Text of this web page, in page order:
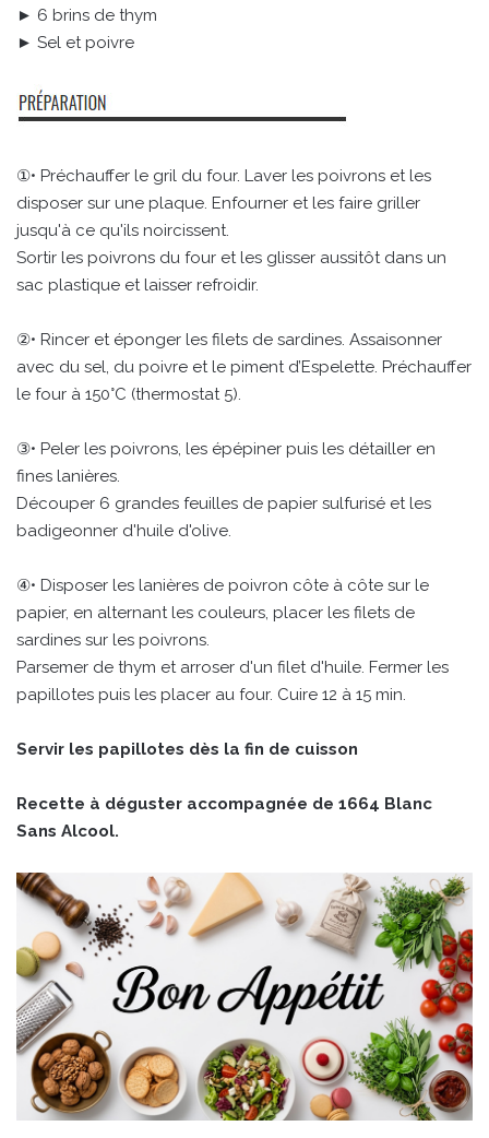
► 6 brins de thym
► Sel et poivre
①• Préchauffer le gril du four. Laver les poivrons et les
disposer sur une plaque. Enfourner et les faire griller
jusqu'à ce qu'ils noircissent.
Sortir les poivrons du four et les glisser aussitôt dans un
sac plastique et laisser refroidir.
②• Rincer et éponger les filets de sardines. Assaisonner
avec du sel, du poivre et le piment d’Espelette. Préchauffer
le four à 150°C (thermostat 5).
③• Peler les poivrons, les épépiner puis les détailler en
fines lanières.
Découper 6 grandes feuilles de papier sulfurisé et les
badigeonner d'huile d'olive.
④• Disposer les lanières de poivron côte à côte sur le
papier, en alternant les couleurs, placer les filets de
sardines sur les poivrons.
Parsemer de thym et arroser d'un filet d'huile. Fermer les
papillotes puis les placer au four. Cuire 12 à 15 min.
Servir les papillotes dès la fin de cuisson
Recette à déguster accompagnée de 1664 Blanc
Sans Alcool.